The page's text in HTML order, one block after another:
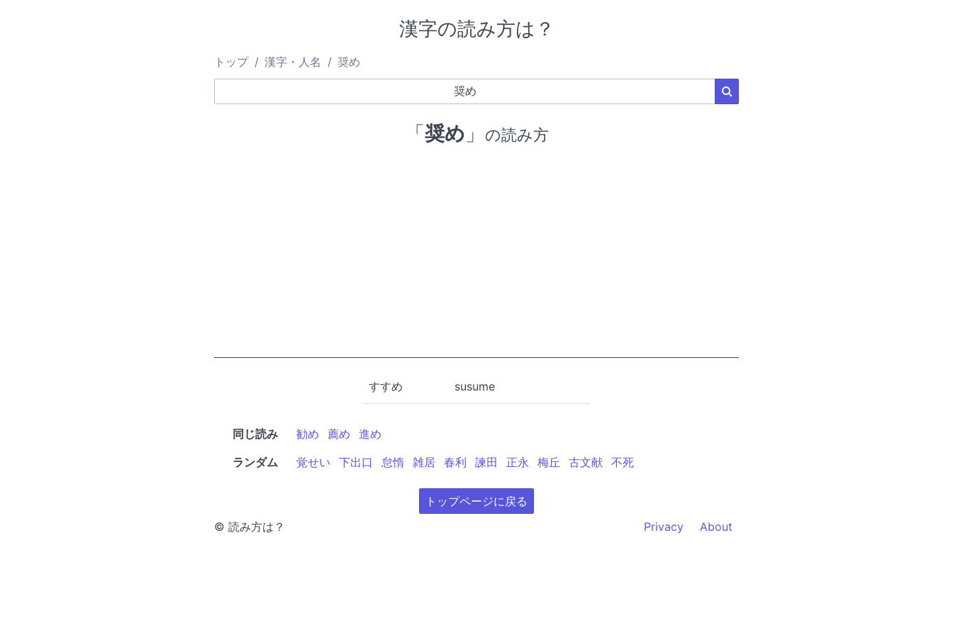
漢字の読み方は？
トップ 漢字・人名 奨め
「奨め 」 の読み方
すすめ susume
同じ読み 勧め 薦め
進め
ランダム
覚せい 下出口 怠惰 雑居 春利 諫田 正永 梅丘 古文献 不死
トップページに戻る
© 読み方は？
Privacy About